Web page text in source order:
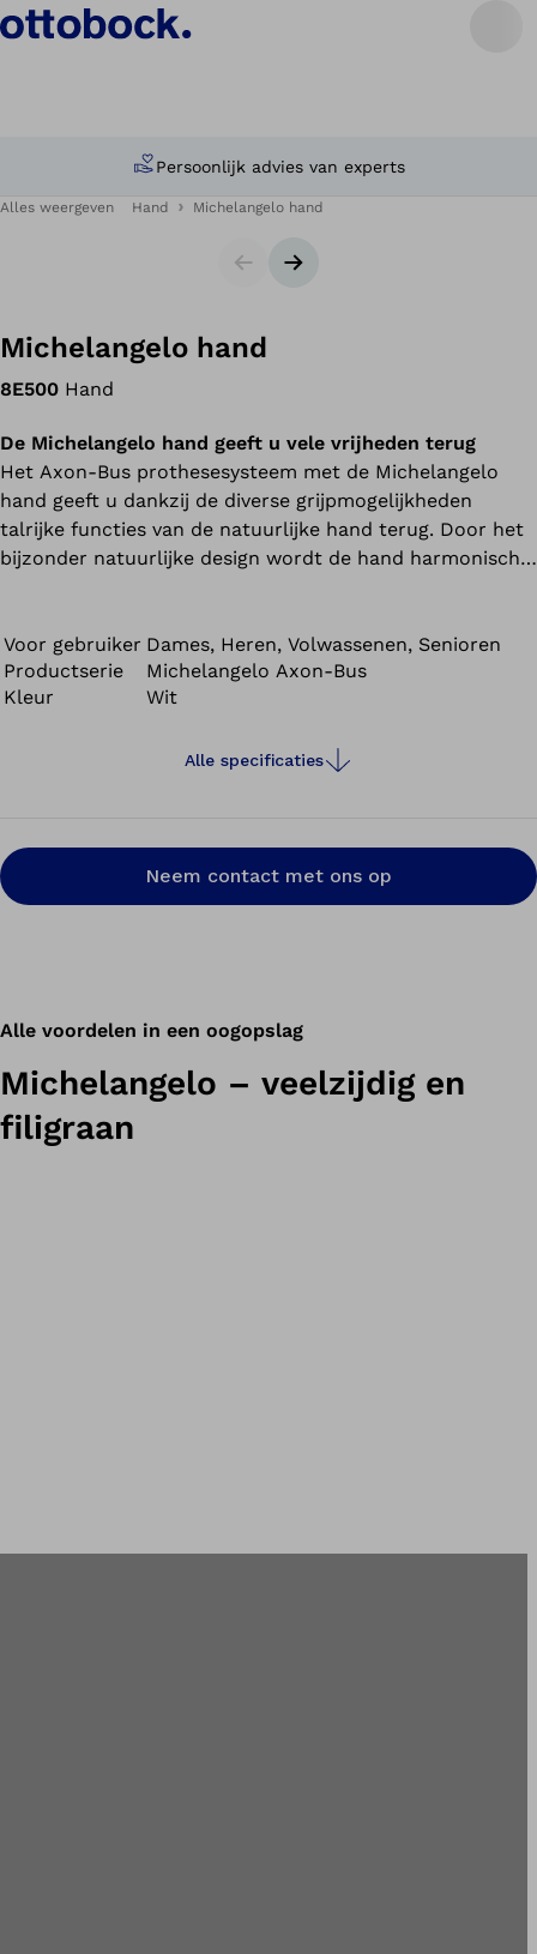
Persoonlijk advies van experts
Alles weergeven Hand Michelangelo hand
SlidesVolgende slide
Michelangelo hand
8E500 Hand
De Michelangelo hand geeft u vele vrijheden terug
Het Axon-Bus prothesesysteem met de Michelangelo
hand geeft u dankzij de diverse grijpmogelijkheden
talrijke functies van de natuurlijke hand terug. Door het
bijzonder natuurlijke design wordt de hand harmonisch
Voor gebruiker Dames, Heren, Volwassenen, Senioren
Productserie
Michelangelo Axon-Bus
Kleur
Wit
Alle specificaties
Neem contact met ons op
Alle voordelen in een oogopslag
Michelangelo – veelzijdig en
filigraan